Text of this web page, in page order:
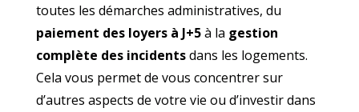
toutes les démarches administratives, du
paiement des loyers à J+5à la gestion
complète des incidentsdans les logements.
Cela vous permet de vous concentrer sur
d’autres aspects de votre vie ou d’investir dans